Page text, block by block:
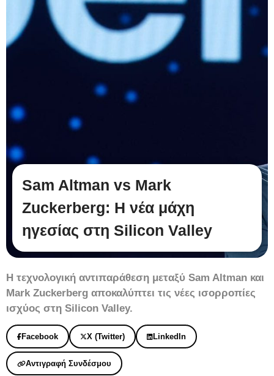
Sam Altman vs Mark
Zuckerberg: Η νέα μάχη
ηγεσίας στη Silicon Valley
Η τεχνολογική αντιπαράθεση μεταξύ Sam Altman και
Mark Zuckerberg αποκαλύπτει τις νέες ισορροπίες
ισχύος στη Silicon Valley.
Facebook X (Twitter) LinkedIn
Αντιγραφή Συνδέσμου